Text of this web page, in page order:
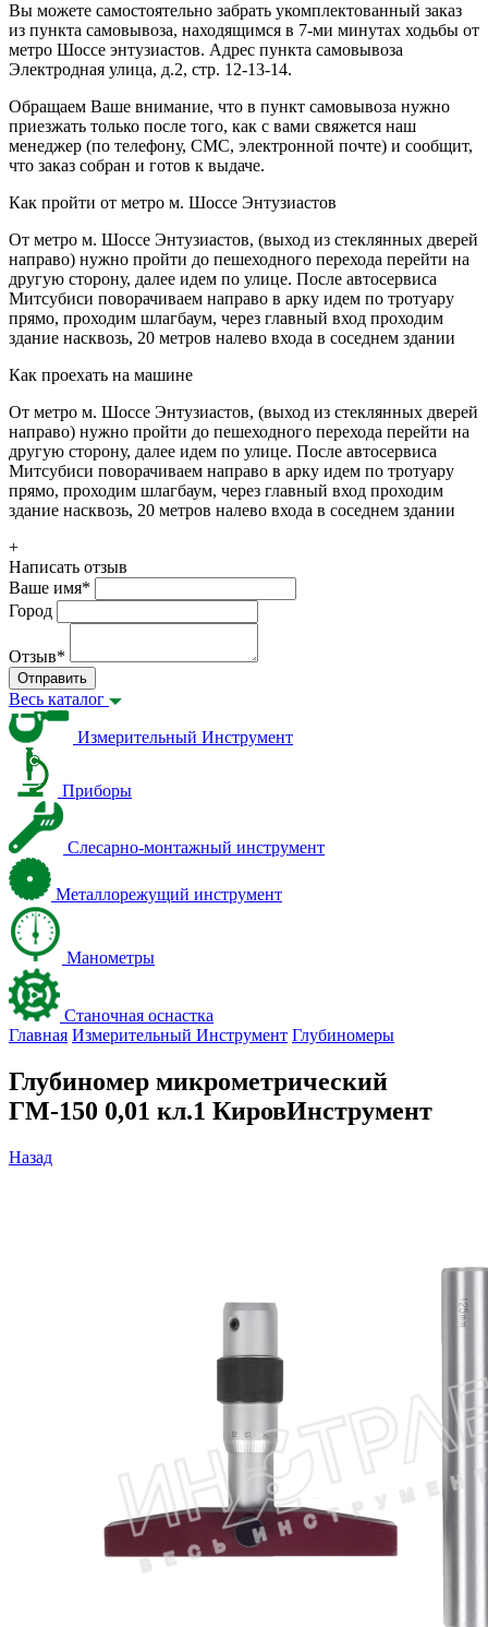
Вы можете самостоятельно забрать укомплектованный заказ
из пункта самовывоза, находящимся в 7-ми минутах ходьбы от
метро Шоссе энтузиастов. Адрес пункта самовывоза
Электродная улица, д.2, стр. 12-13-14.
Обращаем Ваше внимание, что в пункт самовывоза нужно
приезжать только после того, как с вами свяжется наш
менеджер (по телефону, СМС, электронной почте) и сообщит,
что заказ собран и готов к выдаче.
Как пройти от метро м. Шоссе Энтузиастов
От метро м. Шоссе Энтузиастов, (выход из стеклянных дверей
направо) нужно пройти до пешеходного перехода перейти на
другую сторону, далее идем по улице. После автосервиса
Митсубиси поворачиваем направо в арку идем по тротуару
прямо, проходим шлагбаум, через главный вход проходим
здание насквозь, 20 метров налево входа в соседнем здании
Как проехать на машине
От метро м. Шоссе Энтузиастов, (выход из стеклянных дверей
направо) нужно пройти до пешеходного перехода перейти на
другую сторону, далее идем по улице. После автосервиса
Митсубиси поворачиваем направо в арку идем по тротуару
прямо, проходим шлагбаум, через главный вход проходим
здание насквозь, 20 метров налево входа в соседнем здании
+
Написать отзыв
Ваше имя*
Город
Отзыв*
Отправить
Весь каталог
Измерительный Инструмент
Приборы
Слесарно-монтажный инструмент
Металлорежущий инструмент
Манометры
Станочная оснастка
Главная Измерительный Инструмент Глубиномеры
Глубиномер микрометрический
ГМ-150 0,01 кл.1 КировИнструмент
Назад